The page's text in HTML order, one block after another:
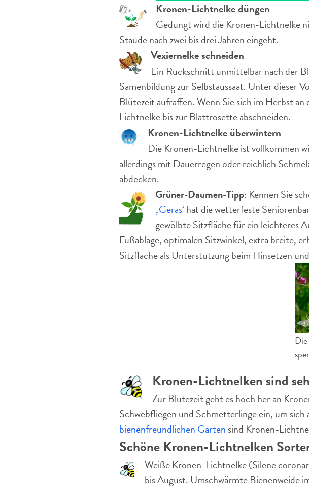
Kronen-Lichtnelke düngen
Gedüngt wird die Kronen-Lichtnelke
Staude nach zwei bis drei Jahren eingeht.
Vexiernelke schneiden
Ein Rückschnitt unmittelbar nach der
Samenbildung zur Selbstaussaat. Unter dieser
Blütezeit aufraffen. Wenn Sie sich im Herbst
Lichtnelke bis zur Blattrosette abschneiden.
Kronen-Lichtnelke überwintern
Die Kronen-Lichtnelke ist vollkommen
allerdings mit Dauerregen oder reichlich
abdecken.
Grüner-Daumen-Tipp: Kennen Sie
‚Geras‘ hat die wetterfeste
gewölbte Sitzfläche für ein leichteres
Fußablage, optimalen Sitzwinkel, extra breite,
Sitzfläche als Unterstützung beim Hinsetzen
Kronen-Lichtnelken sind
Zur Blütezeit geht es hoch her an
Schwebfliegen und Schmetterlinge ein, um
bienenfreundlichen Garten sind Kronen-
Schöne Kronen-Lichtnelken
Weiße Kronen-Lichtnelke (Silene
bis August. Umschwärmte Bienenweide